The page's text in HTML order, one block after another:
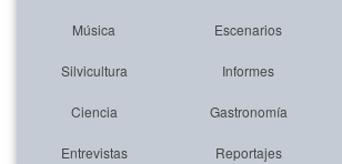
Música Escenarios
Silvicultura Informes
Ciencia Gastronomía
Entrevistas Reportajes